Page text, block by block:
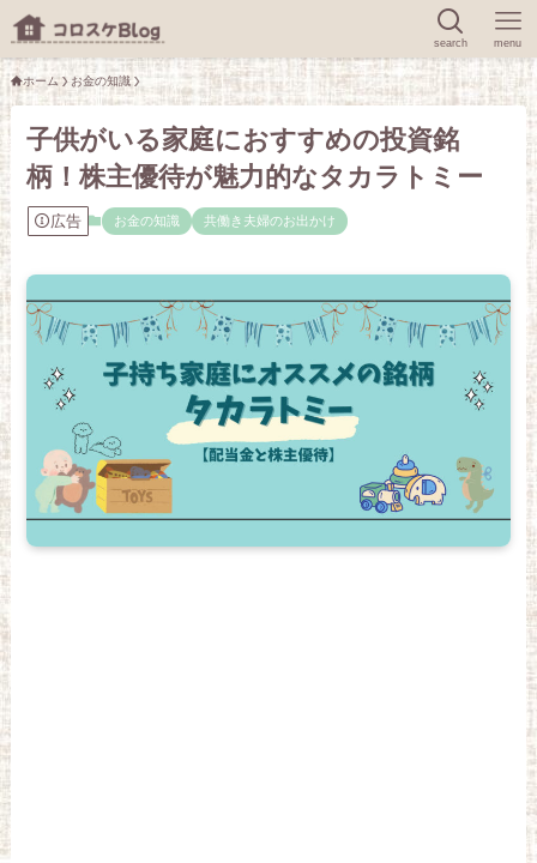
search menu
ホーム お金の知識
子供がいる家庭におすすめの投資銘
柄！株主優待が魅力的なタカラトミー
広告 お金の知識 共働き夫婦のお出かけ